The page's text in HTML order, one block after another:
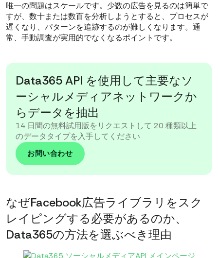
唯一の問題はスケールです。少数の広告を見るのは簡単で
すが、数十または数百を分析しようとすると、プロセスが
遅くなり、パターンを追跡するのが難しくなります。通
常、手動調査が実用的でなくなるポイントです。
Data365 API を使用して主要なソ
ーシャルメディアネットワークか
らデータを抽出
14 日間の無料試用版をリクエストして 20 種類以上
のデータタイプを入手してください
お問い合わせ
なぜFacebook広告ライブラリをスク
レイピングする必要があるのか、
Data365の方法を選ぶべき理由